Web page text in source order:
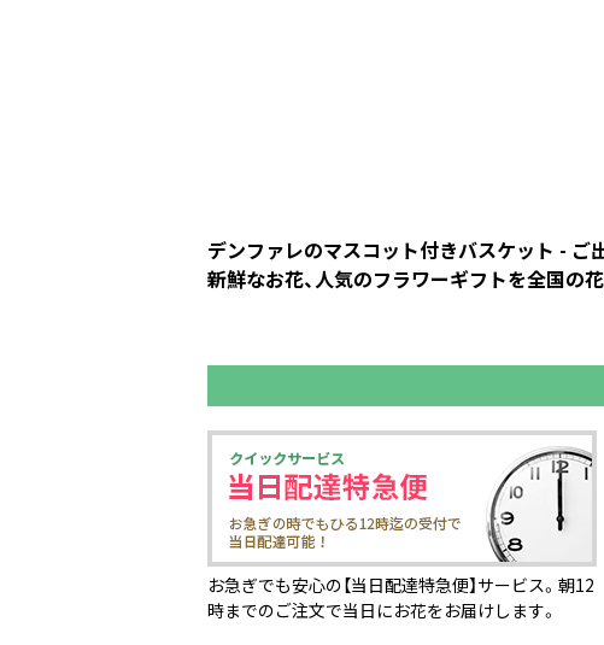
デンファレのマスコット付きバスケット - ご
新鮮なお花、人気のフラワーギフトを全国の
お急ぎでも安心の【当日配達特急便】サービス。朝12
時までのご注文で当日にお花をお届けします。